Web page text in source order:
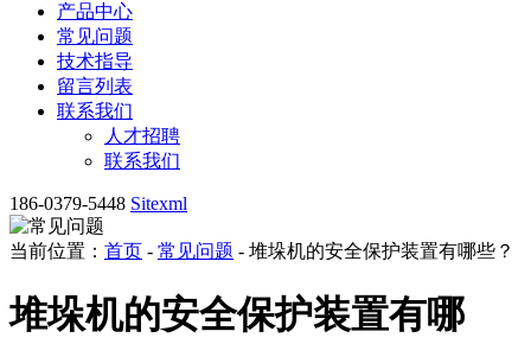
产品中心
常见问题
技术指导
留言列表
联系我们
人才招聘
联系我们
186-0379-5448 Sitexml
当前位置： 首页 - 常见问题 - 堆垛机的安全保护装置有哪些？
堆垛机的安全保护装置有哪